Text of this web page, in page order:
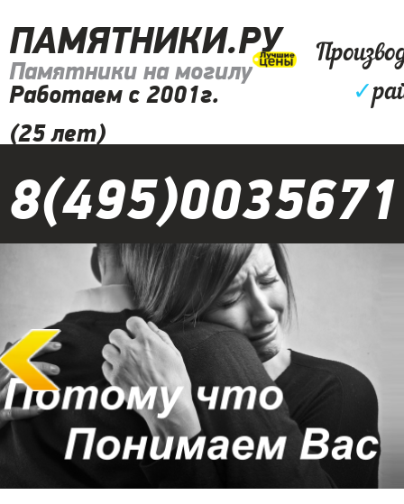
ПАМЯТНИКИ.РУ
Памятники на могилу
Работаем с 2001г.
(25 лет)
✓
8(495)0035671